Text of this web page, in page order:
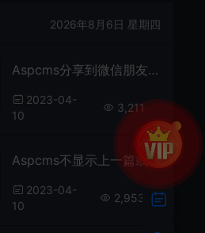
2026年8月6日 星期四
Aspcms分享到微信朋友圈打不开的解决办法！
2023-04-
10
3,211
Aspcms不显示上一篇或下一篇的解决办法
2023-04-
10
2,953